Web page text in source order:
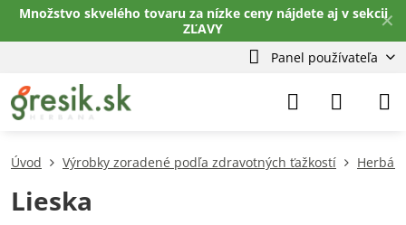
✕
Množstvo skvelého tovaru za nízke ceny nájdete aj v sekcii
ZĽAVY
Panel používateľa
Úvod Výrobky zoradené podľa zdravotných ťažkostí Herbár
Lieska